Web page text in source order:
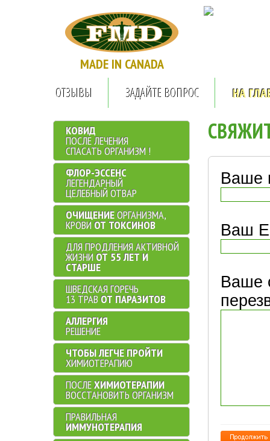
MADE IN CANADA
ОТЗЫВЫ ЗАДАЙТЕ ВОПРОС НА
КОВИД
ПОСЛЕ ЛЕЧЕНИЯ
СПАСАТЬ ОРГАНИЗМ !
ФЛОР-ЭССЕНС
ЛЕГЕНДАРНЫЙ
ЦЕЛЕБНЫЙ ОТВАР
ОЧИЩЕНИЕОРГАНИЗМА,
КРОВИ ОТ ТОКСИНОВ
ДЛЯ ПРОДЛЕНИЯ АКТИВНОЙ
ЖИЗНИ ОТ 55 ЛЕТ И
СТАРШЕ
ШВЕДСКАЯ ГОРЕЧЬ
13 ТРАВ ОТ ПАРАЗИТОВ
АЛЛЕРГИЯ
РЕШЕНИЕ
ЧТОБЫ ЛЕГЧЕ ПРОЙТИ
ХИМИОТЕРАПИЮ
ПОСЛЕХИМИОТЕРАПИИ
ВОССТАНОВИТЬ ОРГАНИЗМ
ПРАВИЛЬНАЯ
ИММУНОТЕРАПИЯ
Ваше
Ваш
Ваше